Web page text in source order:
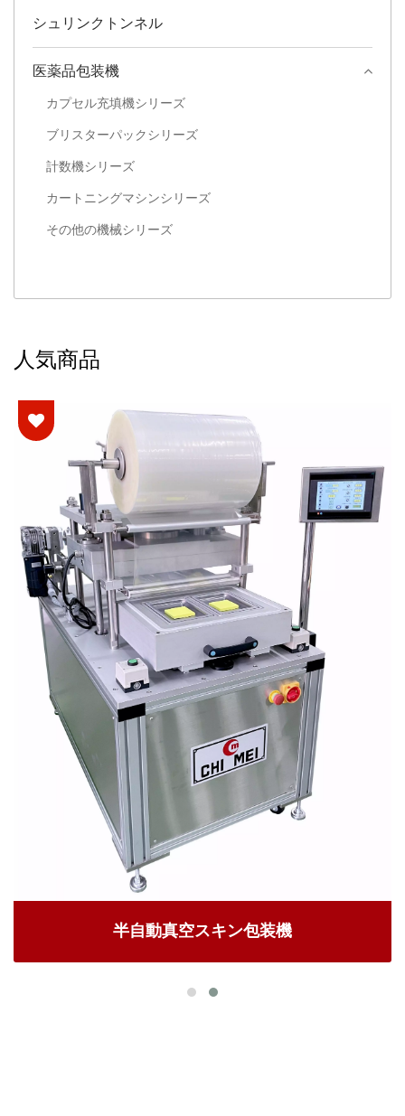
シュリンクトンネル
医薬品包装機
カプセル充填機シリーズ
ブリスターパックシリーズ
計数機シリーズ
カートニングマシンシリーズ
その他の機械シリーズ
人気商品
半自動真空スキン包装機